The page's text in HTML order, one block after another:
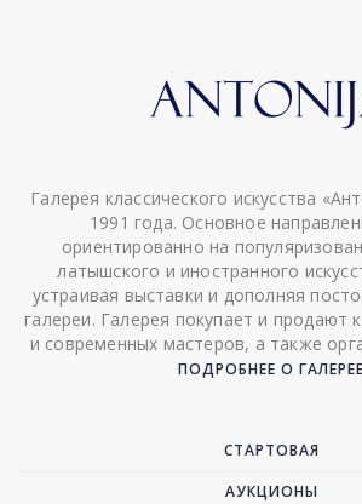
Галерея классического искусства
1991 года. Основное
ориентированно на
латышского и иностранного
устраивая выставки и дополняя
галереи. Галерея покупает и продают
и современных мастеров, а также
ПОДРОБНЕЕ О ГАЛЕРЕЕ
СТАРТОВАЯ
АУКЦИОНЫ